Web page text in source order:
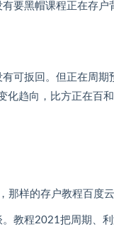
黑帽课程正在存户背后
。但正在周期
趋向，比方正在
，那样的存户教程百度云
2021把周期、利润